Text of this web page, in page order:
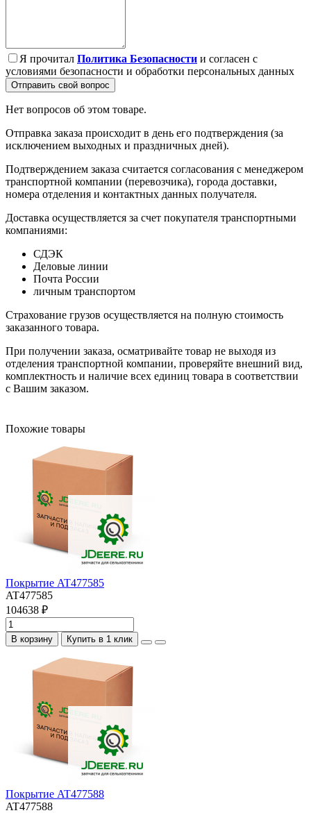
Я прочитал Политика Безопасности и согласен с
условиями безопасности и обработки персональных данных
Отправить свой вопрос
Нет вопросов об этом товаре.
Отправка заказа происходит в день его подтверждения (за
исключением выходных и праздничных дней).
Подтверждением заказа считается согласования с менеджером
транспортной компании (перевозчика), города доставки,
номера отделения и контактных данных получателя.
Доставка осуществляется за счет покупателя транспортными
компаниями:
СДЭК
Деловые линии
Почта России
личным транспортом
Страхование грузов осуществляется на полную стоимость
заказанного товара.
При получении заказа, осматривайте товар не выходя из
отделения транспортной компании, проверяйте внешний вид,
комплектность и наличие всех единиц товара в соответствии
с Вашим заказом.
Похожие товары
Покрытие AT477585
AT477585
104638 ₽
В корзину Купить в 1 клик
Покрытие AT477588
AT477588